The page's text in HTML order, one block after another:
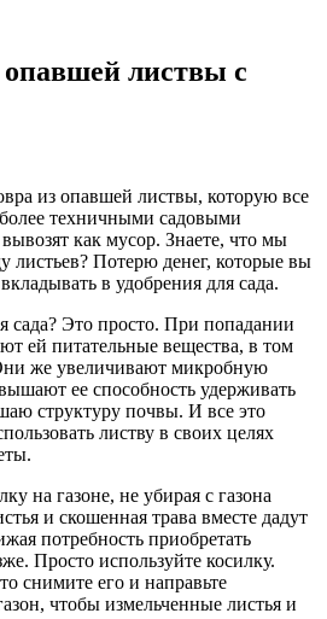
листвы с
из опавшей листвы, которую все
техничными садовыми
как мусор. Знаете, что мы
листьев? Потерю денег, которые вы
в удобрения для сада.
сада? Это просто. При попадании
ей питательные вещества, в том
же увеличивают микробную
ее способность удерживать
структуру почвы. И все это
листву в своих целях
на газоне, не убирая с газона
и скошенная трава вместе дадут
потребность приобретать
Просто используйте косилку.
снимите его и направьте
чтобы измельченные листья и